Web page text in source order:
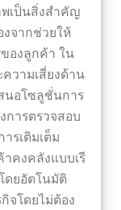
เป็นสิ่งสำคัญ
งจากช่วยให้
องลูกค้า ใน
วามเสี่ยงด้าน
นอโซลูชั่นการ
ารตรวจสอบ
รเติมเต็ม
คงคลังแบบเรี
ดยอัตโนมัติ
จโดยไม่ต้อง